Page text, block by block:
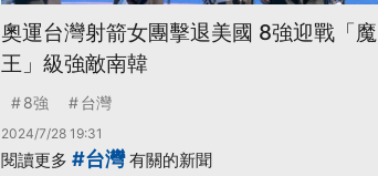
奧運台灣射箭女團擊退美國 8強迎戰「魔
王」級強敵南韓
8強 台灣
2024/7/28 19:31
閱讀更多 #台灣有關的新聞